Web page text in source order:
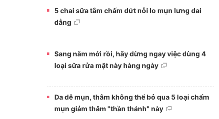
5 chai sữa tắm chấm dứt nỗi lo mụn lưng dai
dẳng
Sang năm mới rồi, hãy dừng ngay việc dùng 4
loại sữa rửa mặt này hàng ngày
Da dễ mụn, thâm không thể bỏ qua 5 loại chấm
mụn giảm thâm "thần thánh" này